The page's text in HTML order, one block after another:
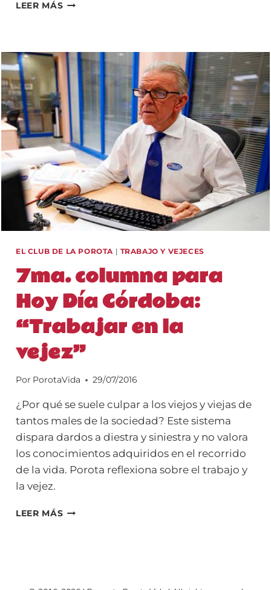
LEER MÁS TRABAJO
TÓPICO
DE
MAYO
EL
CLUB
DE
LA
POROTA
EL CLUB DE LA POROTA | TRABAJO Y VEJECES
7ma. columna para
Hoy Día Córdoba:
“Trabajar en la
vejez”
Por PorotaVida 29/07/2016
¿Por qué se suele culpar a los viejos y viejas de
tantos males de la sociedad? Este sistema
dispara dardos a diestra y siniestra y no valora
los conocimientos adquiridos en el recorrido
de la vida. Porota reflexiona sobre el trabajo y
la vejez.
LEER MÁS 7MA.
“TRABAJAR